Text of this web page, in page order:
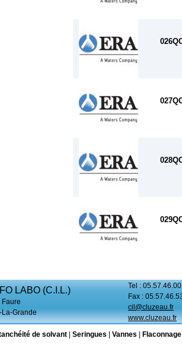
LABO (C.I.L.)
Grande
Tel :
Fax :
cil@cluzeau.fr
www.cluzeau.fr
de solvant Seringues Vannes Flaconnage